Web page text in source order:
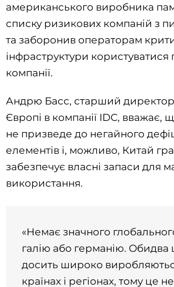
американського виробника
списку ризикових компаній з
та заборонив операторам
інфраструктури користуватися
компанії.
Андрю Басс, старший директор
Європі в компанії IDC, вважає,
не призведе до негайного
елементів і, можливо, Китай
забезпечує власні запаси для
використання.
«Немає значного
галію або германію. Обидва
досить широко
країнах і регіонах, тому це